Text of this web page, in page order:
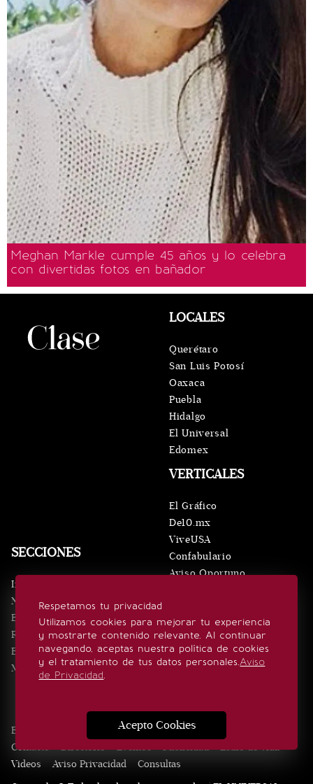
Meghan Markle cumple 45 años y lo celebra
con divertidas fotos en bañador
Respetamos tu privacidad
Utilizamos cookies para mejorar tu experiencia
y mostrarte contenido relevante. Al continuar
navegando, aceptas nuestra política de cookies
y el tratamiento de tus datos personales.Aviso
de Privacidad.
Acepto Cookies
SECCIONES
Inicio
Noticias
Eventos
Realeza
Estilo de vida
Minuto x Minuto
VERTICALES
El Gráfico
De10.mx
ViveUSA
Confabulario
Aviso Oportuno
LOCALES
Querétaro
San Luis Potosí
Oaxaca
Puebla
Hidalgo
El Universal
Edomex
SÍGUENOS
Edición Impresa Noticias Quiénes somos
Contacto
Directorio Eventos Publicidad
Estilo de vida
Videos
Aviso Privacidad
Consultas